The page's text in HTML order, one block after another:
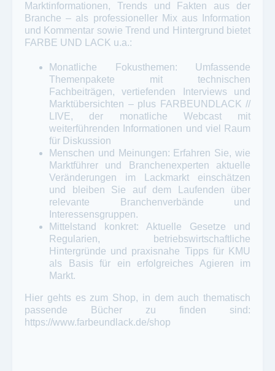
Marktinformationen, Trends und Fakten aus der
Branche – als professioneller Mix aus Information
und Kommentar sowie Trend und Hintergrund bietet
FARBE UND LACK u.a.:
Monatliche Fokusthemen: Umfassende
Themenpakete mit technischen
Fachbeiträgen, vertiefenden Interviews und
Marktübersichten – plus FARBEUNDLACK //
LIVE, der monatliche Webcast mit
weiterführenden Informationen und viel Raum
für Diskussion
Menschen und Meinungen: Erfahren Sie, wie
Marktführer und Branchenexperten aktuelle
Veränderungen im Lackmarkt einschätzen
und bleiben Sie auf dem Laufenden über
relevante Branchenverbände und
Interessensgruppen.
Mittelstand konkret: Aktuelle Gesetze und
Regularien, betriebswirtschaftliche
Hintergründe und praxisnahe Tipps für KMU
als Basis für ein erfolgreiches Agieren im
Markt.
Hier gehts es zum Shop, in dem auch thematisch
passende Bücher zu finden sind:
https://www.farbeundlack.de/shop